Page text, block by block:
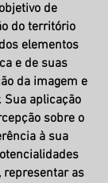
de
do território
elementos
e de suas
da imagem e
Sua aplicação
sobre o
à sua
representar as